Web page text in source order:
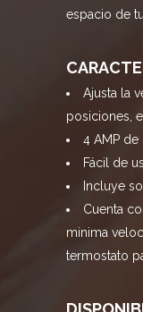
espacio de
Ajusta la
posiciones,
4 AMP de
Fácil de
Incluye
Cuenta
minima
termostato